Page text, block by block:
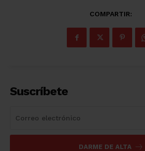
COMPARTIR:
Suscríbete
DARME DE ALTA